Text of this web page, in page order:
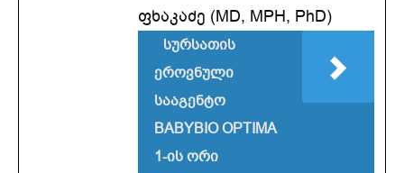
ფხაკაძე (MD, MPH, PhD)
სურსათის
ეროვნული
სააგენტო
BABYBIO OPTIMA
1-ის ორი